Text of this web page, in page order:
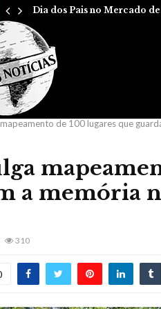
Dia dos Pais no Mercado
de 100 lugares que
a memória
310